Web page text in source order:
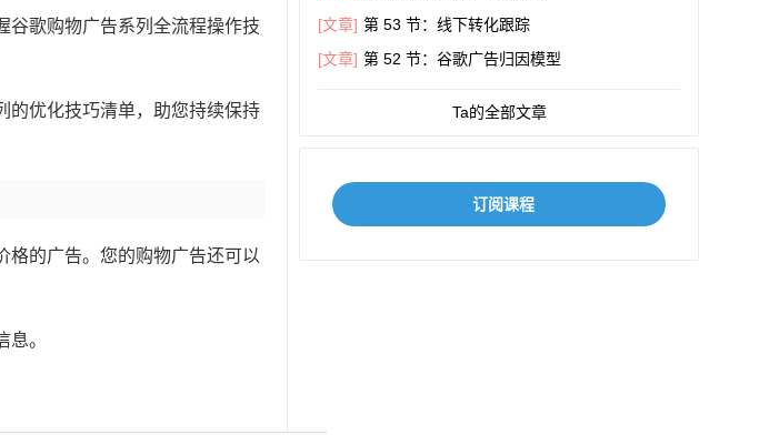
谷歌购物广告系列全流程操作技
的优化技巧清单，助您持续保持
格的广告。您的购物广告还可以
。
[文章] 第 53 节：线下转化跟踪
[文章] 第 52 节：谷歌广告归因模型
Ta的全部文章
订阅课程